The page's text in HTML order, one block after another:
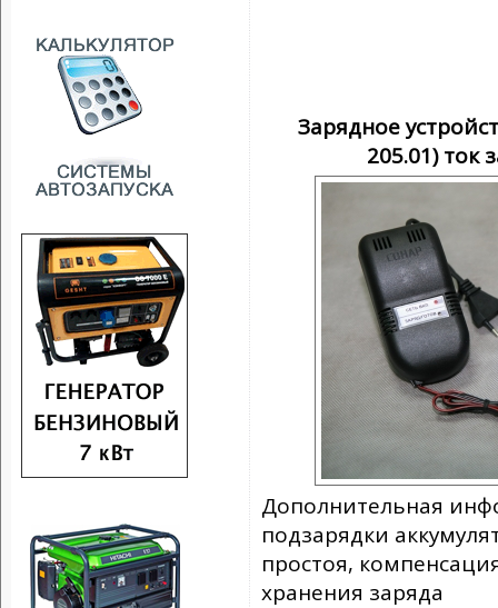
Зарядное
205.01) ток
Дополнительная
подзарядки
простоя,
хранения заряда